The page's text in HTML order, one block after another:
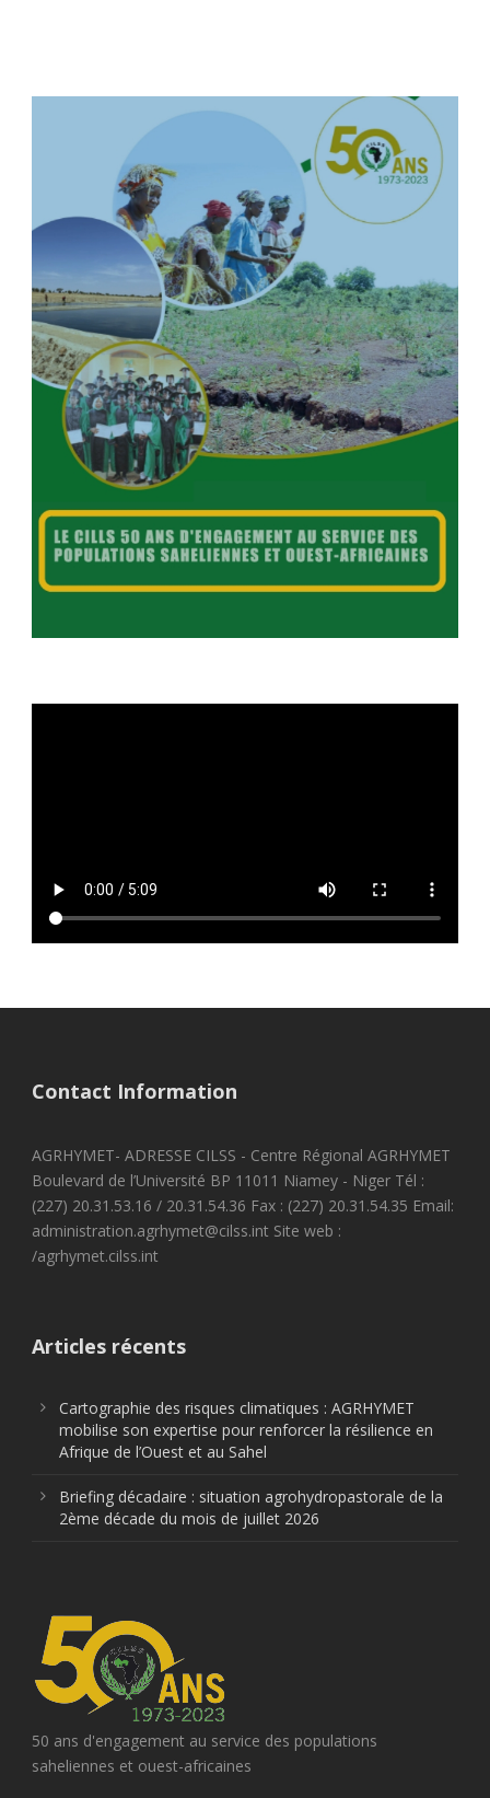
Contact Information
AGRHYMET- ADRESSE CILSS - Centre Régional AGRHYMET
Boulevard de l’Université BP 11011 Niamey - Niger Tél :
(227) 20.31.53.16 / 20.31.54.36 Fax : (227) 20.31.54.35 Email:
administration.agrhymet@cilss.int Site web :
/agrhymet.cilss.int
Articles récents
Cartographie des risques climatiques : AGRHYMET
mobilise son expertise pour renforcer la résilience en
Afrique de l’Ouest et au Sahel
Briefing décadaire : situation agrohydropastorale de la
2ème décade du mois de juillet 2026
50 ans d'engagement au service des populations
saheliennes et ouest-africaines